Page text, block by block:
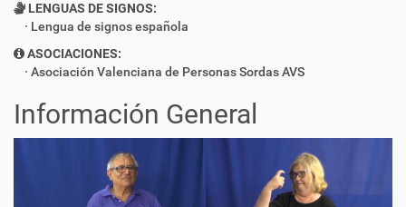
LENGUAS DE SIGNOS:
Lengua de signos española
ASOCIACIONES:
Asociación Valenciana de Personas Sordas AVS
Información General